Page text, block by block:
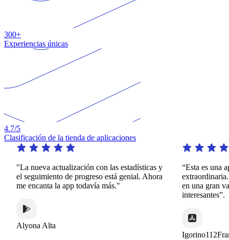
300+
Experiencias únicas
4.7/5
Clasificación de la tienda de aplicaciones
"La nueva actualización con las estadísticas y
el seguimiento de progreso está genial. Ahora
me encanta la app todavía más."
Alyona Alta
“Esta es una
en una gran
interesantes”.